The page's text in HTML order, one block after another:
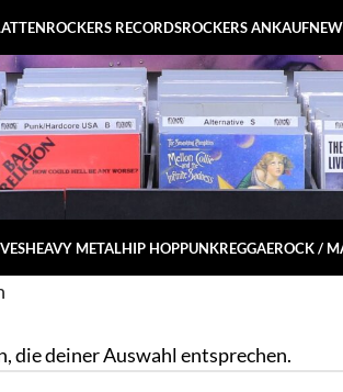
ROCKERS RECORDSROCKERS ANKAUF
HEAVY METALHIP HOPPUNKREGGAEROCK /
die deiner Auswahl entsprechen.